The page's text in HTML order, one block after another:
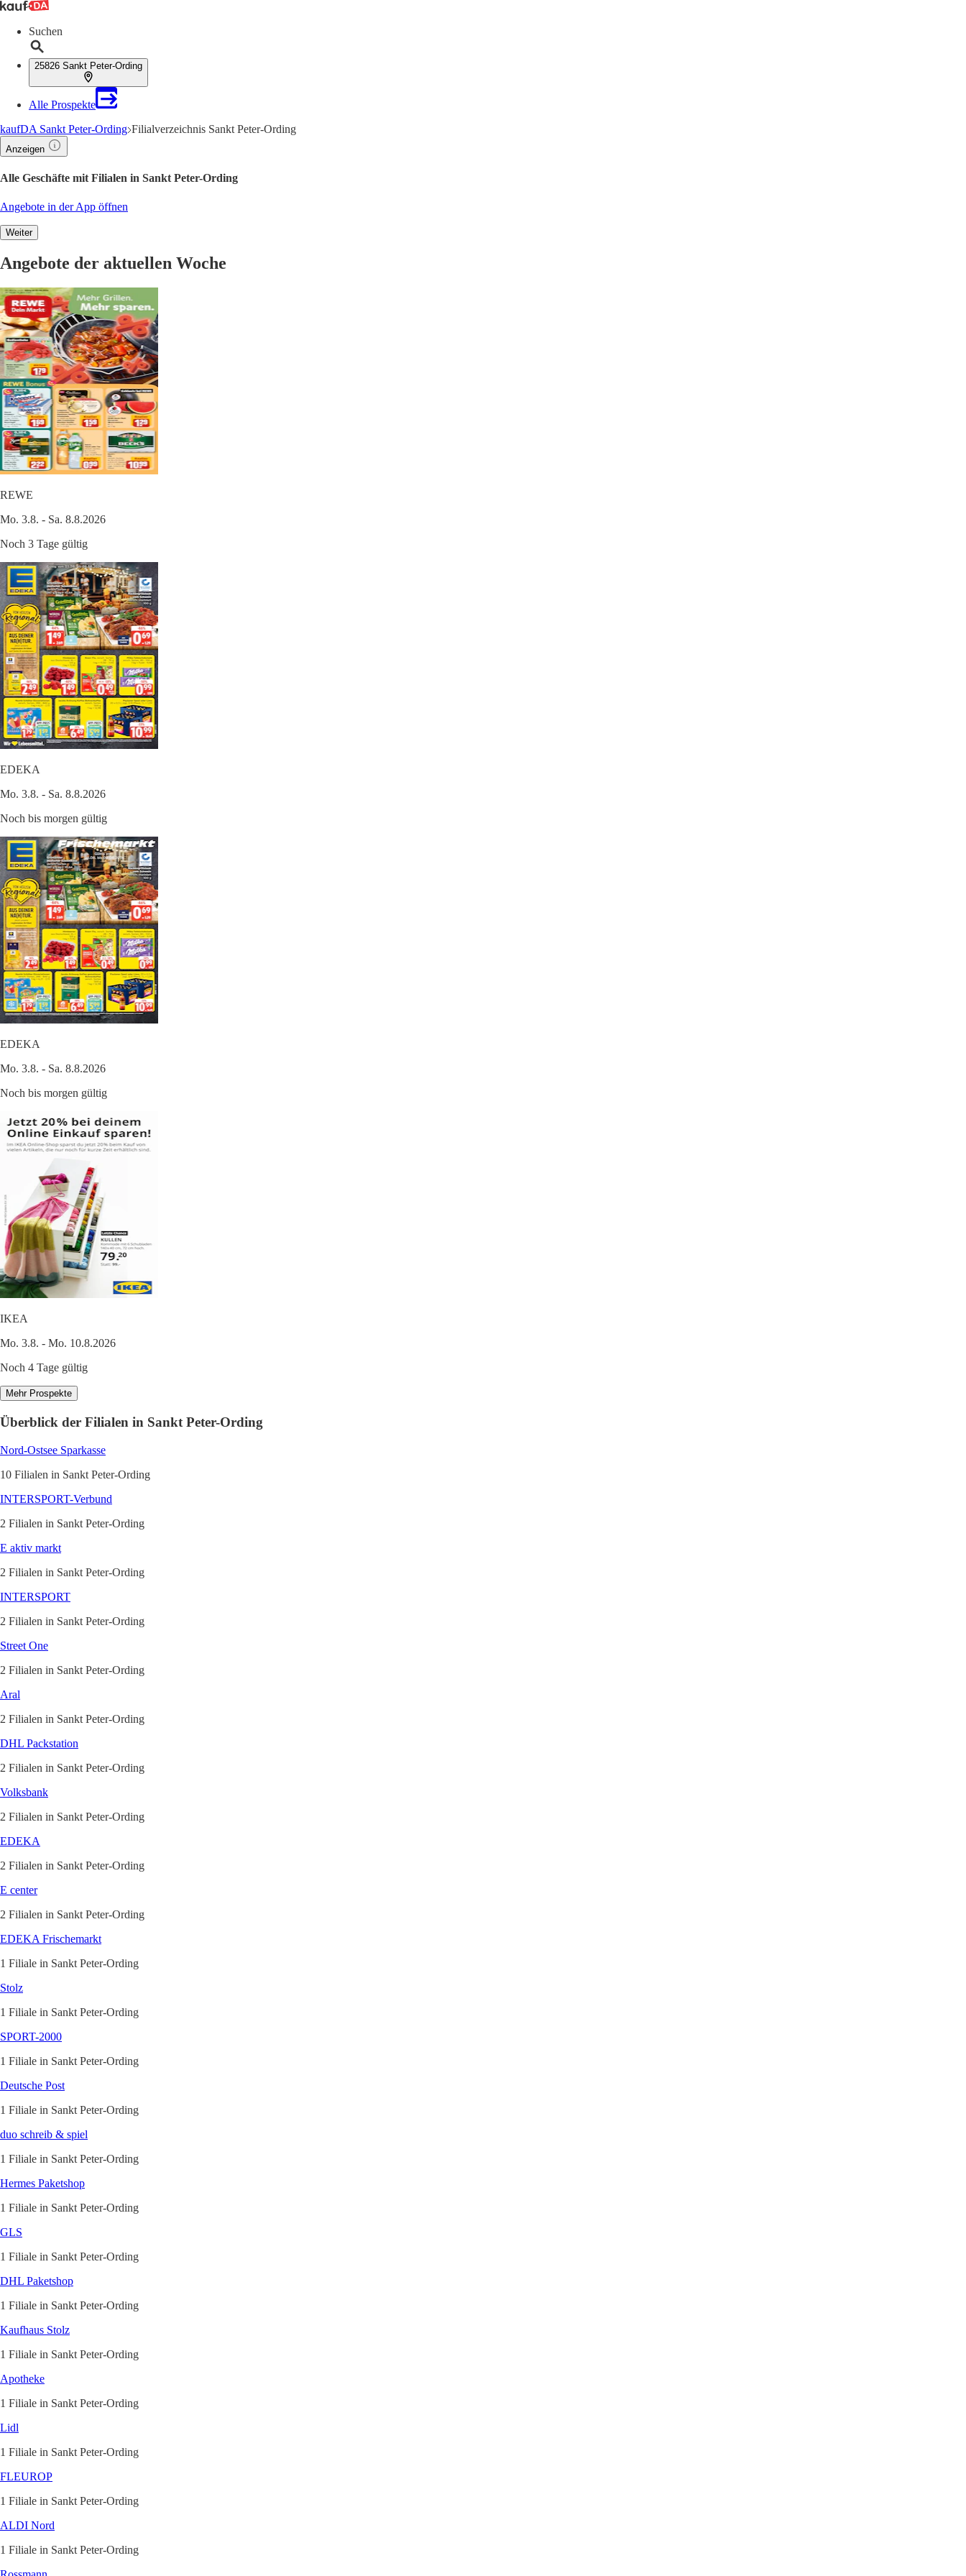
Suchen
25826 Sankt Peter-Ording
Alle Prospekte
kaufDA Sankt Peter-Ording Filialverzeichnis Sankt Peter-Ording
Anzeigen
Alle Geschäfte mit Filialen in Sankt Peter-Ording
Angebote in der App öffnen
Weiter
Angebote der aktuellen Woche
REWE
Mo. 3.8. - Sa. 8.8.2026
Noch 3 Tage gültig
EDEKA
Mo. 3.8. - Sa. 8.8.2026
Noch bis morgen gültig
EDEKA
Mo. 3.8. - Sa. 8.8.2026
Noch bis morgen gültig
IKEA
Mo. 3.8. - Mo. 10.8.2026
Noch 4 Tage gültig
Mehr Prospekte
Überblick der Filialen in Sankt Peter-Ording
Nord-Ostsee Sparkasse
10 Filialen in Sankt Peter-Ording
INTERSPORT-Verbund
2 Filialen in Sankt Peter-Ording
E aktiv markt
2 Filialen in Sankt Peter-Ording
INTERSPORT
2 Filialen in Sankt Peter-Ording
Street One
2 Filialen in Sankt Peter-Ording
Aral
2 Filialen in Sankt Peter-Ording
DHL Packstation
2 Filialen in Sankt Peter-Ording
Volksbank
2 Filialen in Sankt Peter-Ording
EDEKA
2 Filialen in Sankt Peter-Ording
E center
2 Filialen in Sankt Peter-Ording
EDEKA Frischemarkt
1 Filiale in Sankt Peter-Ording
Stolz
1 Filiale in Sankt Peter-Ording
SPORT-2000
1 Filiale in Sankt Peter-Ording
Deutsche Post
1 Filiale in Sankt Peter-Ording
duo schreib & spiel
1 Filiale in Sankt Peter-Ording
Hermes Paketshop
1 Filiale in Sankt Peter-Ording
GLS
1 Filiale in Sankt Peter-Ording
DHL Paketshop
1 Filiale in Sankt Peter-Ording
Kaufhaus Stolz
1 Filiale in Sankt Peter-Ording
Apotheke
1 Filiale in Sankt Peter-Ording
Lidl
1 Filiale in Sankt Peter-Ording
FLEUROP
1 Filiale in Sankt Peter-Ording
ALDI Nord
1 Filiale in Sankt Peter-Ording